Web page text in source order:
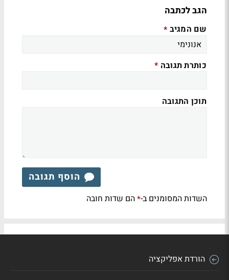
הגב לכתבה
שם המגיב *
כותרת תגובה *
תוכן התגובה
הוסף תגובה
השדות המסומנים ב-*הם שדות חובה
הורדת אפליקציה